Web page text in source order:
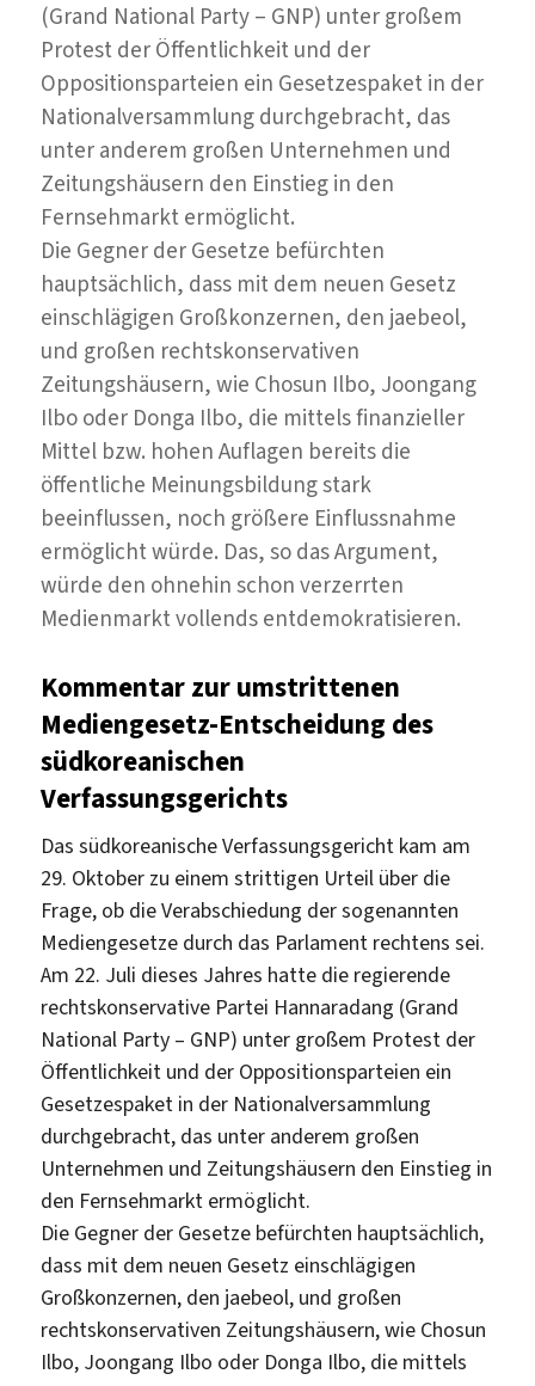
(Grand National Party – GNP) unter großem
Protest der Öffentlichkeit und der
Oppositionsparteien ein Gesetzespaket in der
Nationalversammlung durchgebracht, das
unter anderem großen Unternehmen und
Zeitungshäusern den Einstieg in den
Fernsehmarkt ermöglicht.
Die Gegner der Gesetze befürchten
hauptsächlich, dass mit dem neuen Gesetz
einschlägigen Großkonzernen, den jaebeol,
und großen rechtskonservativen
Zeitungshäusern, wie Chosun Ilbo, Joongang
Ilbo oder Donga Ilbo, die mittels finanzieller
Mittel bzw. hohen Auflagen bereits die
öffentliche Meinungsbildung stark
beeinflussen, noch größere Einflussnahme
ermöglicht würde. Das, so das Argument,
würde den ohnehin schon verzerrten
Medienmarkt vollends entdemokratisieren.
Kommentar zur umstrittenen
Mediengesetz-Entscheidung des
südkoreanischen
Verfassungsgerichts
Das südkoreanische Verfassungsgericht kam am
29. Oktober zu einem strittigen Urteil über die
Frage, ob die Verabschiedung der sogenannten
Mediengesetze durch das Parlament rechtens sei.
Am 22. Juli dieses Jahres hatte die regierende
rechtskonservative Partei Hannaradang (Grand
National Party – GNP) unter großem Protest der
Öffentlichkeit und der Oppositionsparteien ein
Gesetzespaket in der Nationalversammlung
durchgebracht, das unter anderem großen
Unternehmen und Zeitungshäusern den Einstieg in
den Fernsehmarkt ermöglicht.
Die Gegner der Gesetze befürchten hauptsächlich,
dass mit dem neuen Gesetz einschlägigen
Großkonzernen, den jaebeol, und großen
rechtskonservativen Zeitungshäusern, wie Chosun
Ilbo, Joongang Ilbo oder Donga Ilbo, die mittels